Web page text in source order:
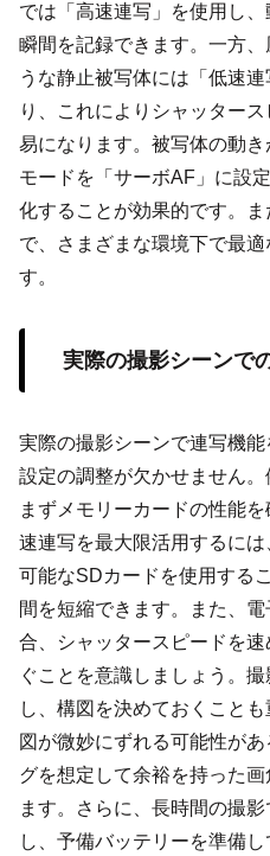
では「高速連写」を使用し
瞬間を記録できます。一方
うな静止被写体には「低速
り、これによりシャッター
易になります。被写体の動
モードを「サーボAF」に設
化することが効果的です。
で、さまざまな環境下で最
す。
実際の撮影シーンで
実際の撮影シーンで連写機
設定の調整が欠かせません。
まずメモリーカードの性能
速連写を最大限活用するに
可能なSDカードを使用する
間を短縮できます。また、
合、シャッタースピードを
ぐことを意識しましょう。
し、構図を決めておくこと
図が微妙にずれる可能性が
グを想定して余裕を持った
ます。さらに、長時間の撮
し、予備バッテリーを準備